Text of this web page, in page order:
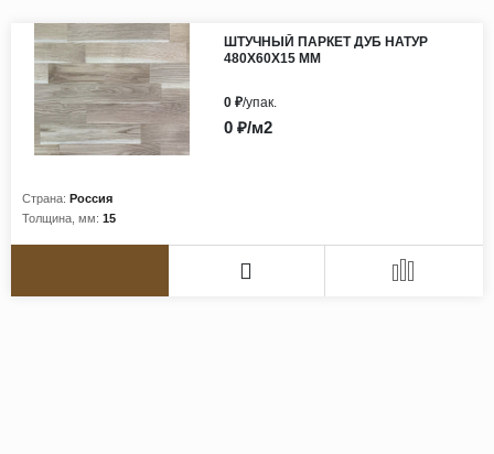
ШТУЧНЫЙ ПАРКЕТ ДУБ НАТУР
480Х60Х15 ММ
Страна: Россия
Толщина, мм: 15
0 ₽/м2
0 ₽/упак.